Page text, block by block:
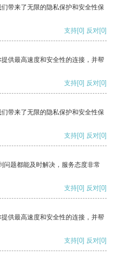
带来了无限的隐私保护和安全性保
支持[0] 反对[0]
供最高速度和安全性的连接，并帮
支持[0] 反对[0]
带来了无限的隐私保护和安全性保
支持[0] 反对[0]
问题都能及时解决，服务态度非常
支持[0] 反对[0]
供最高速度和安全性的连接，并帮
支持[0] 反对[0]